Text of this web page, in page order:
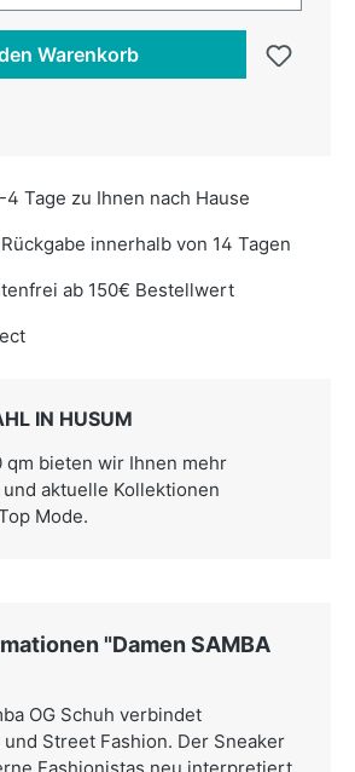
Warenkorb
Tage zu Ihnen nach Hause
innerhalb von 14 Tagen
ab 150€ Bestellwert
IN HUSUM
qm bieten wir Ihnen mehr
aktuelle Kollektionen
Mode.
"Damen SAMBA
OG Schuh verbindet
Street Fashion. Der Sneaker